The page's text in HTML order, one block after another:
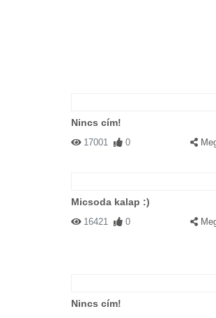
Nincs cím!
17001 0
Micsoda kalap :)
16421 0
Nincs cím!